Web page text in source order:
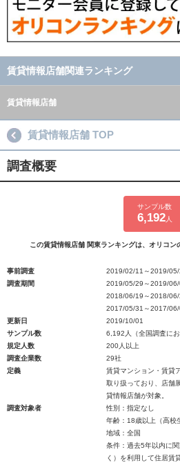
賃貸情報店舗関連ランキング
賃貸情報店舗
賃貸情報店舗 TOP
調査概要
サンプル数
6,192人
この賃貸情報店舗 関東ランキングは、オリコン
事前調査
2019/02/11～2019/05/
調査期間
2019/05/29～2019/06/
2018/06/19～2018/06/
2017/05/31～2017/06/
更新日
2019/10/01
サンプル数
6,192人（全国調査に
規定人数
200人以上
調査企業数
29社
定義
賃貸マンション・賃貸
取り扱っており、店舗
貸情報店舗が対象。
調査対象者
性別：指定なし
年齢：18歳以上（高校
地域：全国
条件：過去5年以内に
く）を利用して住居賃